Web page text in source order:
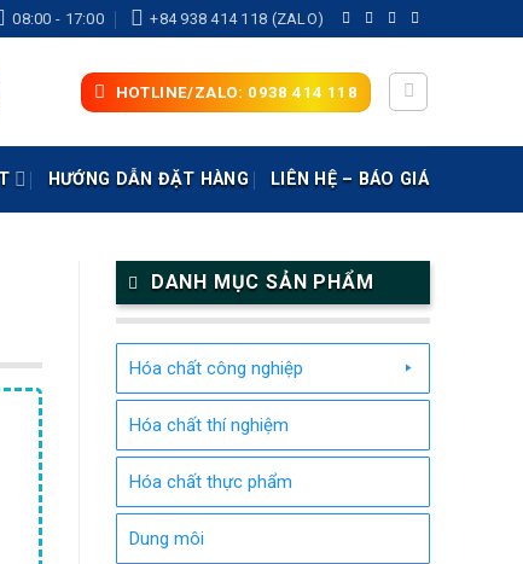
08:00 - 17:00 +84 938 414 118 (ZALO)
HOTLINE/ZALO: 0938 414 118
HƯỚNG DẪN ĐẶT HÀNG LIÊN HỆ – BÁO GIÁ
DANH MỤC SẢN PHẨM
Hóa chất công nghiệp
Hóa chất thí nghiệm
Hóa chất thực phẩm
Dung môi